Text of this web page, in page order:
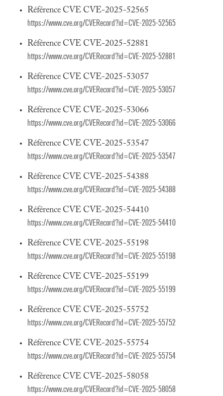
Référence CVE CVE-2025-52565
https://www.cve.org/CVERecord?id=CVE-2025-52565
Référence CVE CVE-2025-52881
https://www.cve.org/CVERecord?id=CVE-2025-52881
Référence CVE CVE-2025-53057
https://www.cve.org/CVERecord?id=CVE-2025-53057
Référence CVE CVE-2025-53066
https://www.cve.org/CVERecord?id=CVE-2025-53066
Référence CVE CVE-2025-53547
https://www.cve.org/CVERecord?id=CVE-2025-53547
Référence CVE CVE-2025-54388
https://www.cve.org/CVERecord?id=CVE-2025-54388
Référence CVE CVE-2025-54410
https://www.cve.org/CVERecord?id=CVE-2025-54410
Référence CVE CVE-2025-55198
https://www.cve.org/CVERecord?id=CVE-2025-55198
Référence CVE CVE-2025-55199
https://www.cve.org/CVERecord?id=CVE-2025-55199
Référence CVE CVE-2025-55752
https://www.cve.org/CVERecord?id=CVE-2025-55752
Référence CVE CVE-2025-55754
https://www.cve.org/CVERecord?id=CVE-2025-55754
Référence CVE CVE-2025-58058
https://www.cve.org/CVERecord?id=CVE-2025-58058